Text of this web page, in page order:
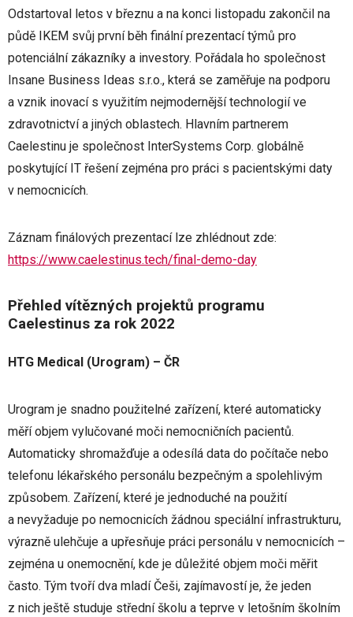
Odstartoval letos v březnu a na konci listopadu zakončil na
půdě IKEM svůj první běh finální prezentací týmů pro
potenciální zákazníky a investory. Pořádala ho společnost
Insane Business Ideas s.r.o., která se zaměřuje na podporu
a vznik inovací s využitím nejmodernější technologií ve
zdravotnictví a jiných oblastech. Hlavním partnerem
Caelestinu je společnost InterSystems Corp. globálně
poskytující IT řešení zejména pro práci s pacientskými daty
v nemocnicích.
Záznam finálových prezentací lze zhlédnout zde:
https://www.caelestinus.tech/final-demo-day
Přehled vítězných projektů programu
Caelestinus za rok 2022
HTG Medical (Urogram) – ČR
Urogram je snadno použitelné zařízení, které automaticky
měří objem vylučované moči nemocničních pacientů.
Automaticky shromažďuje a odesílá data do počítače nebo
telefonu lékařského personálu bezpečným a spolehlivým
způsobem. Zařízení, které je jednoduché na použití
a nevyžaduje po nemocnicích žádnou speciální infrastrukturu,
výrazně ulehčuje a upřesňuje práci personálu v nemocnicích –
zejména u onemocnění, kde je důležité objem moči měřit
často. Tým tvoří dva mladí Češi, zajímavostí je, že jeden
z nich ještě studuje střední školu a teprve v letošním školním